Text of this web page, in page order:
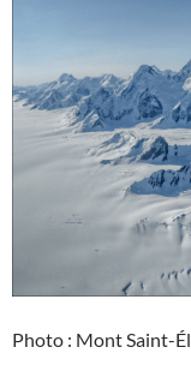
Photo : Mont Saint-